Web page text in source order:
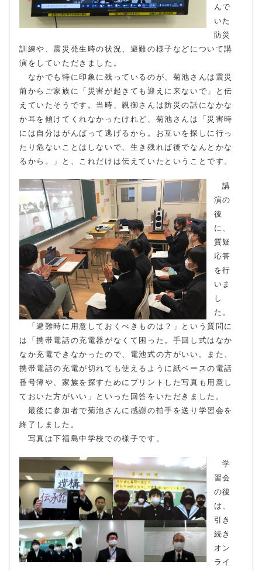
んで
いた
防災
訓練や、震災発生時の状況、避難の様子などについて講
演をしていただきました。
なかでも特に印象に残っているのが、菊池さんは震災
前からご家族に「災害が起きても迎えに来ないで」と伝
えていたそうです。当時、親御さんは防災の話になかな
か耳を傾けてくれなかったけれど、菊池さんは「災害時
には自分はがんばって逃げるから。お互いを探しに行っ
たり危ないことはしないで、生き残れば後でなんとかな
るから。」と、これだけは伝えていたということです。
講
演の
後
に、
質疑
応答
を行
いま
し
た。
「避難時に用意しておくべきものは？」という質問に
は「携帯電話の充電器がなくて困った。手回し式はなか
なか充電できなかったので、電池式の方がいい。また、
携帯電話の充電が切れても使えるように紙ベースの電話
番号簿や、家族を探すためにプリントした写真も用意し
ておいた方がいい」といった回答をいただきました。
最後に参加者で菊池さんに感謝の拍手を送り学習会を
終了しました。
写真は下福島中学校での様子です。
学
習会
の後
は、
引き
続き
オン
ライ